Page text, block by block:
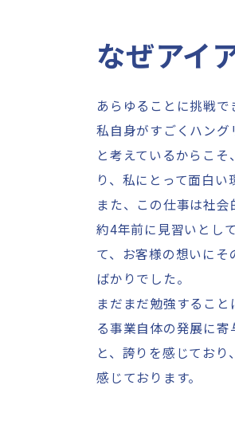
なぜアイ
あらゆることに挑戦で
私自身がすごくハン
と考えているからこ
り、私にとって面白い
また、この仕事は社会
約4年前に見習いとし
て、お客様の想いにそ
ばかりでした。
まだまだ勉強するこ
る事業自体の発展に
と、誇りを感じてお
感じております。